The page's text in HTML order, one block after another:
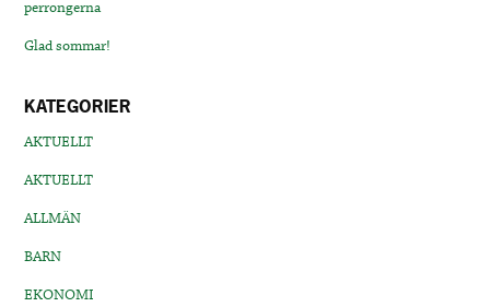
perrongerna
Glad sommar!
KATEGORIER
AKTUELLT
AKTUELLT
ALLMÄN
BARN
EKONOMI